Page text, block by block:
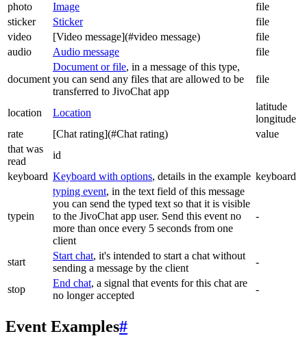
photo
Image
file
sticker
Sticker
file
video
[Video message](#video message)
file
audio
Audio message file
document
Document or file, in a message of this type,
you can send any files that are allowed to be
transferred to JivoChat app
file
location Location
latitude
longitude
rate
[Chat rating](#Chat rating)
value
that was
read
id
keyboard Keyboard with options, details in the example keyboard
typein
typing event, in the text field of this message
you can send the typed text so that it is visible
to the JivoChat app user. Send this event no
more than once every 5 seconds from one
client
-
start
Start chat, it's intended to start a chat without
sending a message by the client
-
stop
End chat, a signal that events for this chat are
no longer accepted
-
Event Examples#